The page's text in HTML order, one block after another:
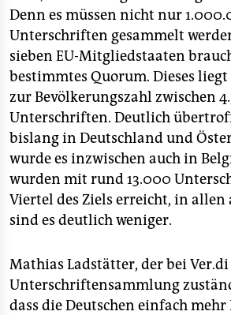
Denn es müssen nicht nur
Unterschriften gesammelt
sieben EU-Mitgliedstaaten
bestimmtes Quorum. Dieses
zur Bevölkerungszahl zwischen
Unterschriften. Deutlich
bislang in Deutschland und
wurde es inzwischen auch in
wurden mit rund 13.000
Viertel des Ziels erreicht, in allen
sind es deutlich weniger.
Mathias Ladstätter, der bei
Unterschriftensammlung
dass die Deutschen einfach